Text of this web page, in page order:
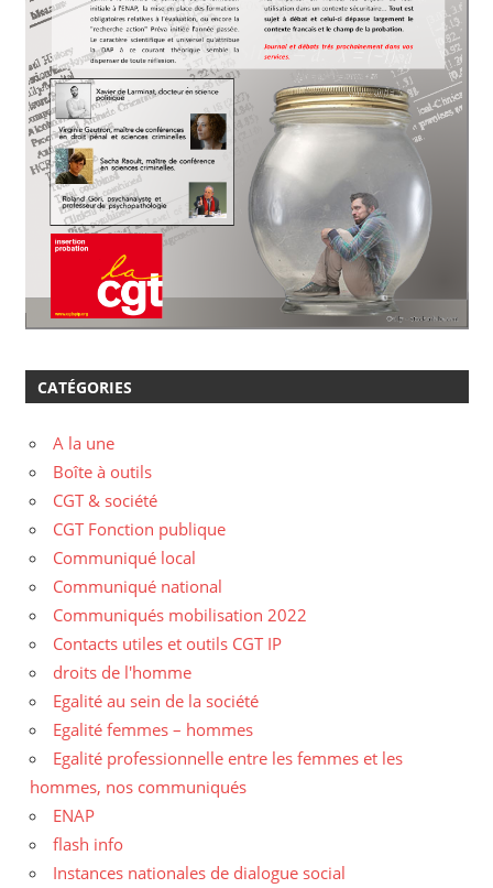
CATÉGORIES
A la une
Boîte à outils
CGT & société
CGT Fonction publique
Communiqué local
Communiqué national
Communiqués mobilisation 2022
Contacts utiles et outils CGT IP
droits de l'homme
Egalité au sein de la société
Egalité femmes – hommes
Egalité professionnelle entre les femmes et les
hommes, nos communiqués
ENAP
flash info
Instances nationales de dialogue social